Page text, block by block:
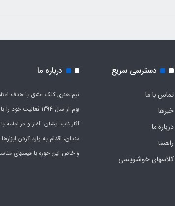
دسترسی سریع
تماس با ما
خبرها
درباره ما
راهنما
کلاسهای خوشنویسی
درباره ما
تیم هنری کلک عشق با هدف
بوم از سال 1394
آثار ناب ایشان آغاز و در ادامه
مندان، اقدام به وارد کردن
و خاص این حوزه با قیمتهای